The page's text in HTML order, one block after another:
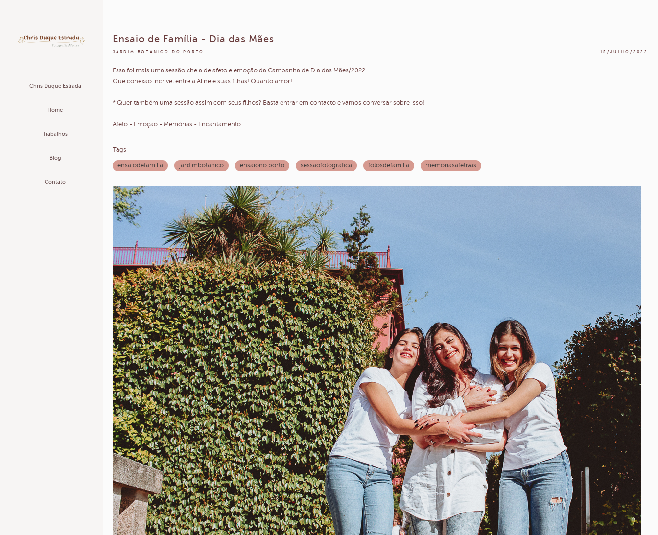
Chris Duque Estrada
Home
Trabalhos
Blog
Contato
JARDIM BOTÂNICO DO PORTO 15/JULHO/2022
Ensaio de Família - Dia das Mães
Essa foi mais uma sessão cheia de afeto e emoção da Campanha de Dia das Mães/2022.
Que conexão incrível entre a Aline e suas filhas! Quanto amor!
* Quer também uma sessão assim com seus filhos? Basta entrar em contacto e vamos conversar sobre isso!
Afeto - Emoção - Memórias - Encantamento
Tags
ensaiodefamília jardimbotanico ensaiono porto sessãofotográfica fotosdefamilia memoriasafetivas